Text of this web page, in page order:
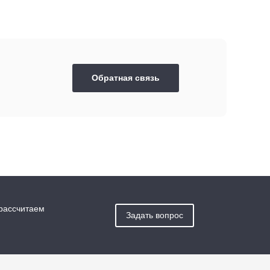
Обратная связь
Задать вопрос